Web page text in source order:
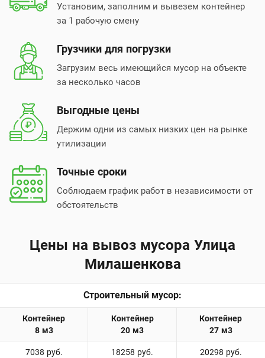
Установим, заполним и вывезем контейнер
за 1 рабочую смену
Грузчики для погрузки
Загрузим весь имеющийся мусор на объекте
за несколько часов
Выгодные цены
Держим одни из самых низких цен на рынке
утилизации
Точные сроки
Соблюдаем график работ в независимости от
обстоятельств
Цены на вывоз мусора Улица
Милашенкова
Строительный мусор:
7038 руб. 18258 руб. 20298 руб.